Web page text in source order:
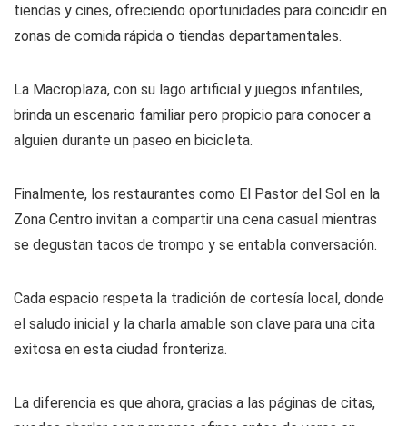
tiendas y cines, ofreciendo oportunidades para coincidir en
zonas de comida rápida o tiendas departamentales.
La Macroplaza, con su lago artificial y juegos infantiles,
brinda un escenario familiar pero propicio para conocer a
alguien durante un paseo en bicicleta.
Finalmente, los restaurantes como El Pastor del Sol en la
Zona Centro invitan a compartir una cena casual mientras
se degustan tacos de trompo y se entabla conversación.
Cada espacio respeta la tradición de cortesía local, donde
el saludo inicial y la charla amable son clave para una cita
exitosa en esta ciudad fronteriza.
La diferencia es que ahora, gracias a las páginas de citas,